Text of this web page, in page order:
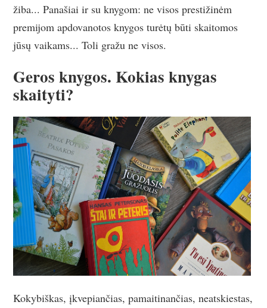
žiba... Panašiai ir su knygom: ne visos prestižinėm
premijom apdovanotos knygos turėtų būti skaitomos
jūsų vaikams... Toli gražu ne visos.
Geros knygos. Kokias knygas
skaityti?
Kokybiškas, įkvepiančias, pamaitinančias, neatskiestas,